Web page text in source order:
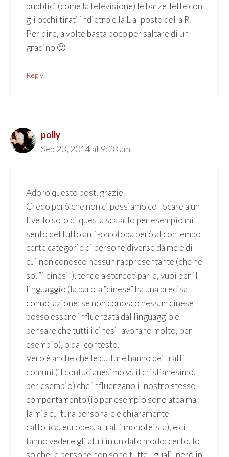
pubblici (come la televisione) le barzellette con
gli occhi tirati indietro e la L al posto della R.
Per dire, a volte basta poco per saltare di un
gradino 🙂
Reply
polly
Sep 23, 2014 at 9:28 am
Adoro questo post, grazie.
Credo però che non ci possiamo collocare a un
livello solo di questa scala. Io per esempio mi
sento del tutto anti-omofoba però al contempo
certe categorie di persone diverse da me e di
cui non conosco nessun rappresentante (che ne
so, “i cinesi”), tendo a stereotiparle, vuoi per il
linguaggio (la parola “cinese” ha una precisa
connotazione: se non conosco nessun cinese
posso essere influenzata dal linguaggio e
pensare che tutti i cinesi lavorano molto, per
esempio), o dal contesto.
Vero è anche che le culture hanno dei tratti
comuni (il confucianesimo vs il cristianesimo,
per esempio) che influenzano il nostro stesso
comportamento (io per esempio sono atea ma
la mia cultura personale è chiaramente
cattolica, europea, a tratti monoteista), e ci
fanno vedere gli altri in un dato modo: certo, lo
so che le persone non sono tutte uguali, però in